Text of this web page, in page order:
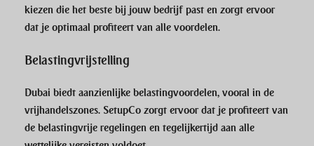
kiezen die het beste bij jouw bedrijf past en zorgt ervoor
dat je optimaal profiteert van alle voordelen.
Belastingvrijstelling
Dubai biedt aanzienlijke belastingvoordelen, vooral in de
vrijhandelszones. SetupCo zorgt ervoor dat je profiteert van
de belastingvrije regelingen en tegelijkertijd aan alle